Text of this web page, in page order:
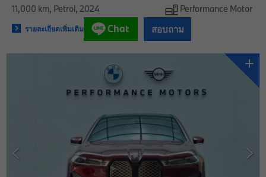
11,000 km Petrol 2024 Performance Motor
รายละเอียดเพิ่มเติม Chat สอบถาม